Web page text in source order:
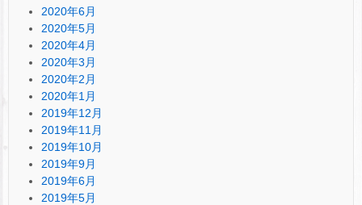
2020年6月
2020年5月
2020年4月
2020年3月
2020年2月
2020年1月
2019年12月
2019年11月
2019年10月
2019年9月
2019年6月
2019年5月